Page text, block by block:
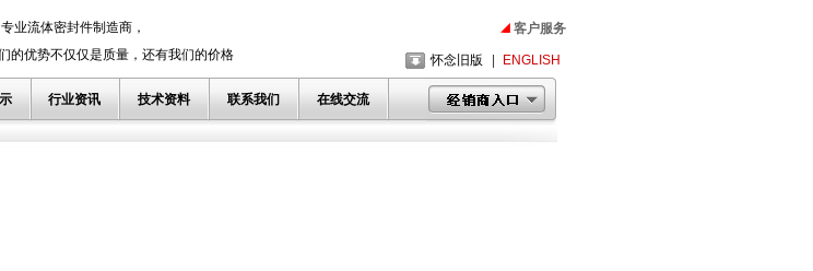
业流体密封件制造商，
势不仅仅是质量，还有我们的价格
客户服务
怀念旧版 ENGLISH
行业资讯 技术资料 联系我们 在线交流